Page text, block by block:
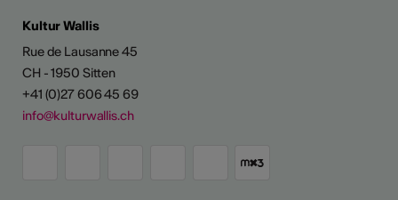
Kultur Wallis
Rue de Lausanne 45
CH - 1950 Sitten
+41 (0)27 606 45 69
info@kulturwallis.ch